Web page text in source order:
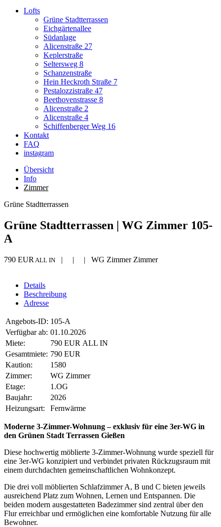
Lofts
Grüne Stadtterrassen
Eichgärtenallee
Südanlage
Alicenstraße 27
Keplerstraße
Seltersweg 8
Schanzenstraße
Hein Heckroth Straße 7
Pestalozzistraße 47
Beethovenstrasse 8
Alicenstraße 2
Alicenstraße 4
Schiffenberger Weg 16
Kontakt
FAQ
instagram
Übersicht
Info
Zimmer
Grüne Stadtterrassen
Grüne Stadtterrassen | WG Zimmer 105-
A
790 EUR ALL IN | | | WG Zimmer Zimmer
Details
Beschreibung
Adresse
Angebots-ID: 105-A
Verfügbar ab: 01.10.2026
Miete:
790 EUR ALL IN
Gesamtmiete: 790 EUR
Kaution:
1580
Zimmer:
WG Zimmer
Etage:
1.OG
Baujahr:
2026
Heizungsart:
Fernwärme
Moderne 3-Zimmer-Wohnung – exklusiv für eine 3er-WG in
den Grünen Stadt Terrassen Gießen
Diese hochwertig möblierte 3-Zimmer-Wohnung wurde speziell für
eine 3er-WG konzipiert und verbindet privaten Rückzugsraum mit
einem durchdachten gemeinschaftlichen Wohnkonzept.
Die drei voll möblierten Schlafzimmer A, B und C bieten jeweils
ausreichend Platz zum Wohnen, Lernen und Entspannen. Die
beiden modern ausgestatteten Badezimmer sind zentral über den
Flur erreichbar und ermöglichen eine komfortable Nutzung für alle
Bewohner.